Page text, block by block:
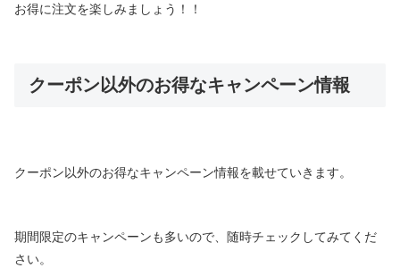
お得に注文を楽しみましょう！！
クーポン以外のお得なキャンペーン情報
クーポン以外のお得なキャンペーン情報を載せていきます。
期間限定のキャンペーンも多いので、随時チェックしてみてくだ
さい。